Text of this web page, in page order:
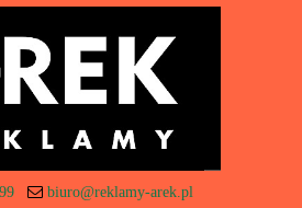
biuro@reklamy-arek.pl